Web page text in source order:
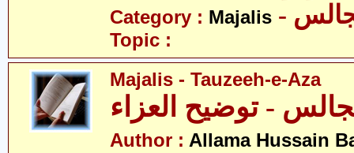
Category : Majalis
Topic :
Majalis - Tauzeeh-e-Aza
- توضیح العزاء
Author : Allama Hussain